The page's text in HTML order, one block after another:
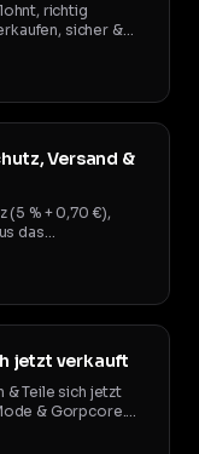
richtig
sicher &
Versand &
(5 % + 0,70 €),
das
jetzt verkauft
& Teile sich jetzt
& Gorpcore.